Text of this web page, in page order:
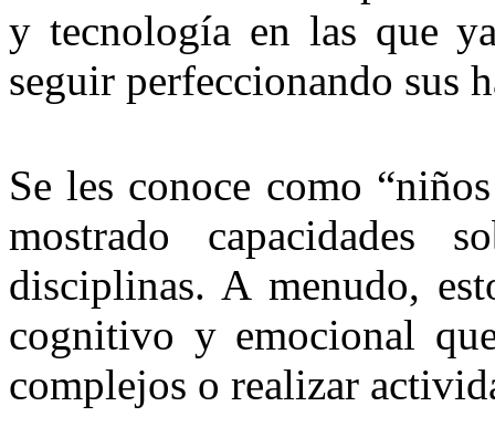
y tecnología en las que
seguir perfeccionando sus
Se les conoce como
mostrado capacidades
disciplinas. A menudo,
cognitivo y emocional
complejos o realizar